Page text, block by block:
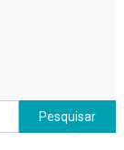
Pesquisar
por: